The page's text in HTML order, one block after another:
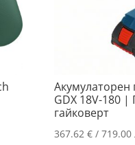
Акумулаторен
GDX 18V-180
гайковерт
367.62 €/ 719.00